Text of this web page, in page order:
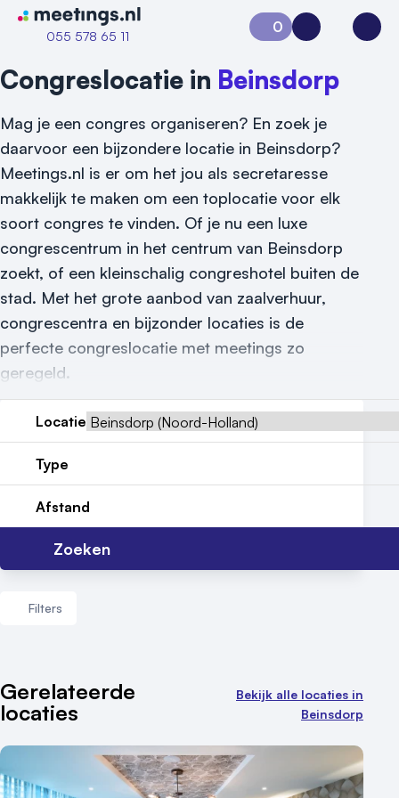
Naar home van Meetings
055 578 65 11
Vraag locatie aan
Locatiegids
Nieuws
Reviews (5⭐️)
Contact
0
Aanvraag 0Inloggen
Congreslocatie in Beinsdorp
Mag je een congres organiseren? En zoek je
daarvoor een bijzondere locatie in Beinsdorp?
Meetings.nl is er om het jou als secretaresse
makkelijk te maken om een toplocatie voor elk
soort congres te vinden. Of je nu een luxe
congrescentrum in het centrum van Beinsdorp
zoekt, of een kleinschalig congreshotel buiten de
stad. Met het grote aanbod van zaalverhuur,
congrescentra en bijzonder locaties is de
perfecte congreslocatie met meetings zo
geregeld.
Locatie
Type
Afstand
Zoeken
Filters
Aantal zalen
1 - 5 zalen
10 of meer zalen
Aantal personen
Gerelateerde
locaties
Bekijk alle locaties in
Beinsdorp